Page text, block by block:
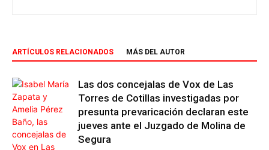
ARTÍCULOS RELACIONADOS MÁS DEL AUTOR
Las dos concejalas de Vox de Las
Torres de Cotillas investigadas por
presunta prevaricación declaran este
jueves ante el Juzgado de Molina de
Segura